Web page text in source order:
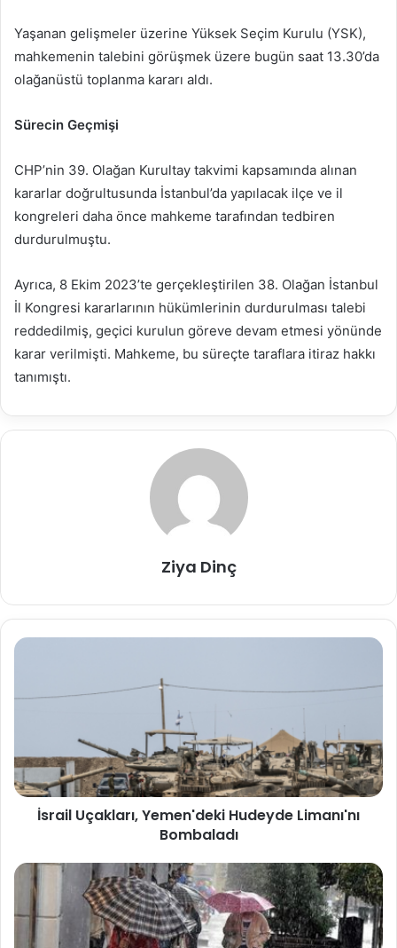
Yaşanan gelişmeler üzerine Yüksek Seçim Kurulu (YSK),
mahkemenin talebini görüşmek üzere bugün saat 13.30’da
olağanüstü toplanma kararı aldı.
Sürecin Geçmişi
CHP’nin 39. Olağan Kurultay takvimi kapsamında alınan
kararlar doğrultusunda İstanbul’da yapılacak ilçe ve il
kongreleri daha önce mahkeme tarafından tedbiren
durdurulmuştu.
Ayrıca, 8 Ekim 2023’te gerçekleştirilen 38. Olağan İstanbul
İl Kongresi kararlarının hükümlerinin durdurulması talebi
reddedilmiş, geçici kurulun göreve devam etmesi yönünde
karar verilmişti. Mahkeme, bu süreçte taraflara itiraz hakkı
tanımıştı.
Ziya Dinç
İsrail Uçakları, Yemen'deki Hudeyde Limanı'nı
Bombaladı